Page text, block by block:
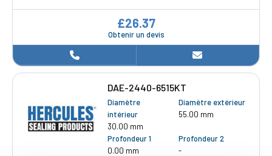
Obtenir un devis
£26.37
DAE-2440-6515KT
Diamètre
intérieur
30.00 mm
Diamètre extérieur
55.00 mm
Profondeur 1
0.00 mm
Profondeur 2
-